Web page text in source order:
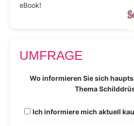
eBook!
UMFRAGE
Wo informieren Sie sich
Thema
Ich informiere mich aktuell